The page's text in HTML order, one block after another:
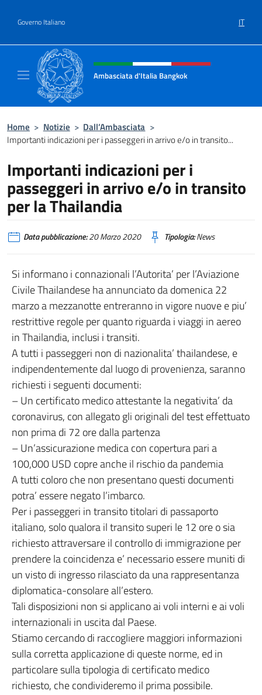
Governo Italiano IT
Intestazione sito, social e menù
Ambasciata d'Italia Bangkok
Home > Notizie > Dall’Ambasciata >
Importanti indicazioni per i passeggeri in arrivo e/o in transito...
Importanti indicazioni per i
passeggeri in arrivo e/o in transito
per la Thailandia
Data pubblicazione:20 Marzo 2020 Tipologia:News
Si informano i connazionali l’Autorita’ per l’Aviazione
Civile Thailandese ha annunciato da domenica 22
marzo a mezzanotte entreranno in vigore nuove e piu’
restrittive regole per quanto riguarda i viaggi in aereo
in Thailandia, inclusi i transiti.
A tutti i passeggeri non di nazionalita’ thailandese, e
indipendentemente dal luogo di provenienza, saranno
richiesti i seguenti documenti:
– Un certificato medico attestante la negativita’ da
coronavirus, con allegato gli originali del test effettuato
non prima di 72 ore dalla partenza
– Un’assicurazione medica con copertura pari a
100,000 USD copre anche il rischio da pandemia
A tutti coloro che non presentano questi documenti
potra’ essere negato l’imbarco.
Per i passeggeri in transito titolari di passaporto
italiano, solo qualora il transito superi le 12 ore o sia
richiesto attraversare il controllo di immigrazione per
prendere la coincidenza e’ necessario essere muniti di
un visto di ingresso rilasciato da una rappresentanza
diplomatica-consolare all’estero.
Tali disposizioni non si applicano ai voli interni e ai voli
internazionali in uscita dal Paese.
Stiamo cercando di raccogliere maggiori informazioni
sulla corretta applicazione di queste norme, ed in
particolare sulla tipologia di certificato medico
richiesto, che condivideremo il prima possibile.